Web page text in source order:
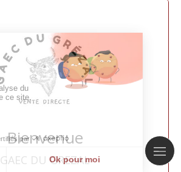
Bienvenue
GAEC DU GREZAL